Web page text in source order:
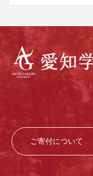
ご寄付について